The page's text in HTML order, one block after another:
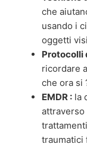
che
usando i
oggetti
Protocolli
ricordare
che ora si
EMDR : la
attraverso
traumatici